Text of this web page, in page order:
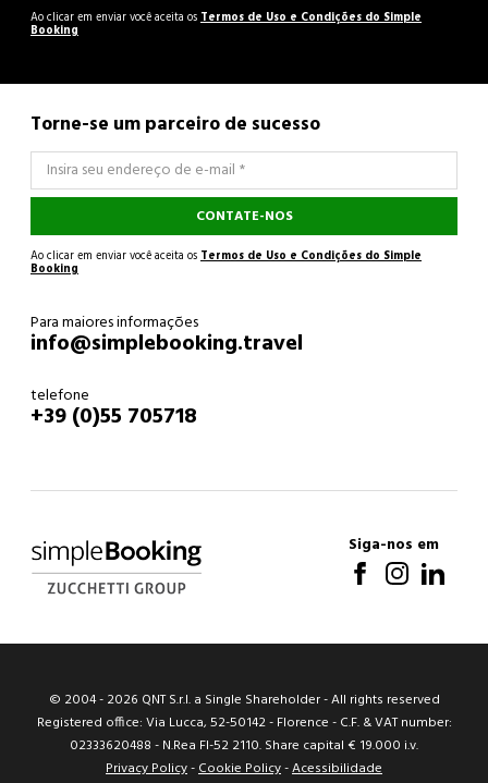
Ao clicar em enviar você aceita osTermos de Uso e Condições do Simple
Booking
Torne-se um parceiro de sucesso
CONTATE-NOS
Ao clicar em enviar você aceita osTermos de Uso e Condições do Simple
Booking
Para maiores informações
info@simplebooking.travel
telefone
+39 (0)55 705718
Siga-nos em
© 2004 - 2026 QNT S.r.l. a Single Shareholder - All rights reserved
Registered office: Via Lucca, 52-50142 - Florence - C.F. & VAT number:
02333620488 - N.Rea FI-52 2110. Share capital € 19.000 i.v.
Privacy Policy-Cookie Policy-Acessibilidade